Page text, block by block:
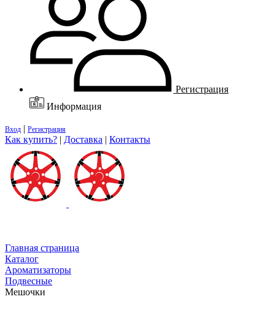
Регистрация
Информация
Вход | Регистрация
Как купить? | Доставка | Контакты
Главная страница
Каталог
Ароматизаторы
Подвесные
Мешочки